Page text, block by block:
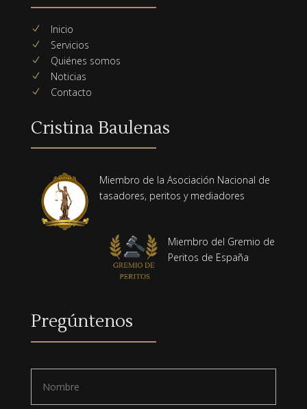
N Inicio
N Servicios
N Quiénes somos
N Noticias
N Contacto
Cristina Baulenas
Miembro de la Asociación Nacional de
tasadores, peritos y mediadores
Miembro del Gremio de
Peritos de España
Pregúntenos